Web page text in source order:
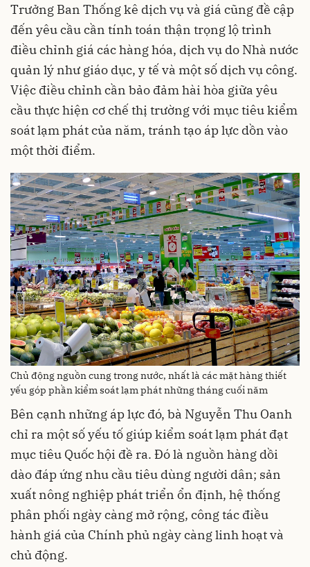
Trưởng Ban Thống kê dịch vụ và giá cũng đề cập
đến yêu cầu cần tính toán thận trọng lộ trình
điều chỉnh giá các hàng hóa, dịch vụ do Nhà nước
quản lý như giáo dục, y tế và một số dịch vụ công.
Việc điều chỉnh cần bảo đảm hài hòa giữa yêu
cầu thực hiện cơ chế thị trường với mục tiêu kiểm
soát lạm phát của năm, tránh tạo áp lực dồn vào
một thời điểm.
Chủ động nguồn cung trong nước, nhất là các mặt hàng thiết
yếu góp phần kiểm soát lạm phát những tháng cuối năm
Bên cạnh những áp lực đó, bà Nguyễn Thu Oanh
chỉ ra một số yếu tố giúp kiểm soát lạm phát đạt
mục tiêu Quốc hội đề ra. Đó là nguồn hàng dồi
dào đáp ứng nhu cầu tiêu dùng người dân; sản
xuất nông nghiệp phát triển ổn định, hệ thống
phân phối ngày càng mở rộng, công tác điều
hành giá của Chính phủ ngày càng linh hoạt và
chủ động.